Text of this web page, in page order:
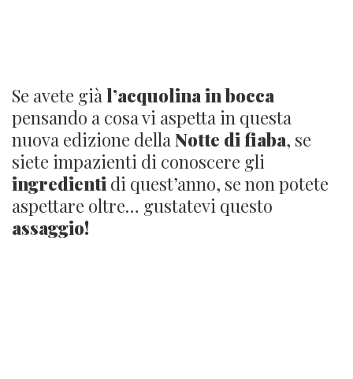
Se avete già l’acquolina in bocca
pensando a cosa vi aspetta in questa
nuova edizione dellaNotte di fiaba, se
siete impazienti di conoscere gli
ingredienti di quest’anno, se non potete
aspettare oltre… gustatevi questo
assaggio!